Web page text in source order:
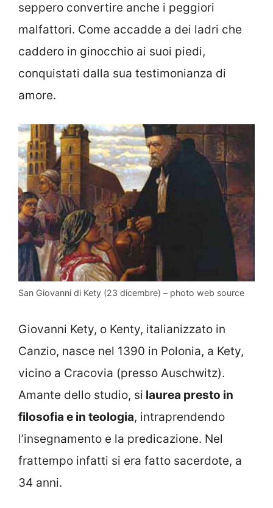
seppero convertire anche i peggiori
malfattori. Come accadde a dei ladri che
caddero in ginocchio ai suoi piedi,
conquistati dalla sua testimonianza di
amore.
San Giovanni di Kety (23 dicembre) – photo web source
Giovanni Kety, o Kenty, italianizzato in
Canzio, nasce nel 1390 in Polonia, a Kety,
vicino a Cracovia (presso Auschwitz).
Amante dello studio, si laurea presto in
filosofia e in teologia, intraprendendo
l’insegnamento e la predicazione. Nel
frattempo infatti si era fatto sacerdote, a
34 anni.